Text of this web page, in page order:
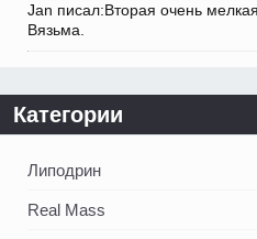
Jan писал:Вторая очень
Вязьма.
Категории
Липодрин
Real Mass